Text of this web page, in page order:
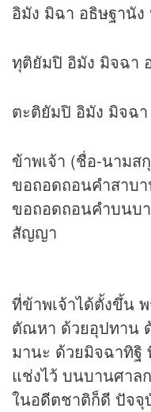
อิมัง มิฉา อธิษฐานั
ทุติยัมปิ อิมัง มิจฉา
ตะติยัมปิ อิมัง มิจฉ
ข้าพเจ้า (ชื่อ-นาม
ขอถอดถอนคำสาบ
ขอถอดถอนคำบนบ
สัญญา
ที่ข้าพเจ้าได้ตั้งขึ้น
ตัณหา ด้วยอุปทาน
มานะ ด้วยมิจฉาทิฐิ
แช่งไว้ บนบานศาล
ในอดีตชาติก็ดี ปัจ